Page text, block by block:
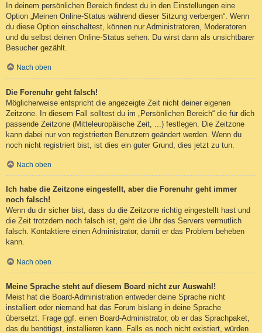
In deinem persönlichen Bereich findest du in den Einstellungen eine
Option „Meinen Online-Status während dieser Sitzung verbergen“. Wenn
du diese Option einschaltest, können nur Administratoren, Moderatoren
und du selbst deinen Online-Status sehen. Du wirst dann als unsichtbarer
Besucher gezählt.
Nach oben
Die Forenuhr geht falsch!
Möglicherweise entspricht die angezeigte Zeit nicht deiner eigenen
Zeitzone. In diesem Fall solltest du im „Persönlichen Bereich“ die für dich
passende Zeitzone (Mitteleuropäische Zeit, ...) festlegen. Die Zeitzone
kann dabei nur von registrierten Benutzern geändert werden. Wenn du
noch nicht registriert bist, ist dies ein guter Grund, dies jetzt zu tun.
Nach oben
Ich habe die Zeitzone eingestellt, aber die Forenuhr geht immer
noch falsch!
Wenn du dir sicher bist, dass du die Zeitzone richtig eingestellt hast und
die Zeit trotzdem noch falsch ist, geht die Uhr des Servers vermutlich
falsch. Kontaktiere einen Administrator, damit er das Problem beheben
kann.
Nach oben
Meine Sprache steht auf diesem Board nicht zur Auswahl!
Meist hat die Board-Administration entweder deine Sprache nicht
installiert oder niemand hat das Forum bislang in deine Sprache
übersetzt. Frage ggf. einen Board-Administrator, ob er das Sprachpaket,
das du benötigst, installieren kann. Falls es noch nicht existiert, würden